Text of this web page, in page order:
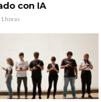
con IA
horas